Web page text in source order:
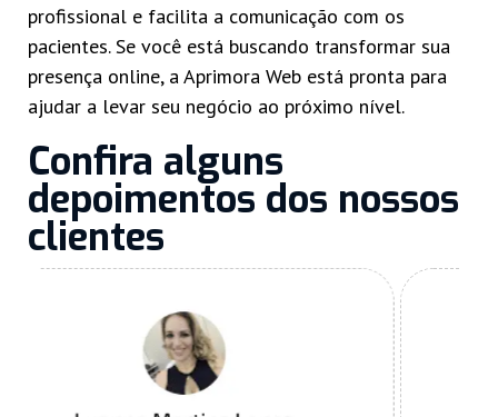
profissional e facilita a comunicação com os
pacientes. Se você está buscando transformar sua
presença online, a Aprimora Web está pronta para
ajudar a levar seu negócio ao próximo nível.
Confira alguns
depoimentos dos nossos
clientes​